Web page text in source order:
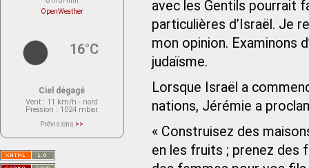
avec les Gentils pourrait
particulières d’Israël. Je
mon opinion. Examinons
judaïsme.
Lorsque Israël a
nations, Jérémie a
« Construisez des
en les fruits ; prenez des
OpenWeather
16°C
Ciel dégagé
Vent : 11 km/h - nord
Pression : 1024 mbar
Prévisions >>
actuellement aucune prévision
Saint-Nom.
Veuillez consulter le message du